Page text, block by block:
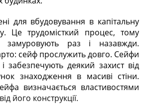
для вбудовування в капітальну
Це трудомісткий процес, тому
замуровують раз і назавжди.
сейф прослужить довго. Сейфи
забезпечують деякий захист від
знаходження в масиві стіни.
визначається властивостями
його конструкції.